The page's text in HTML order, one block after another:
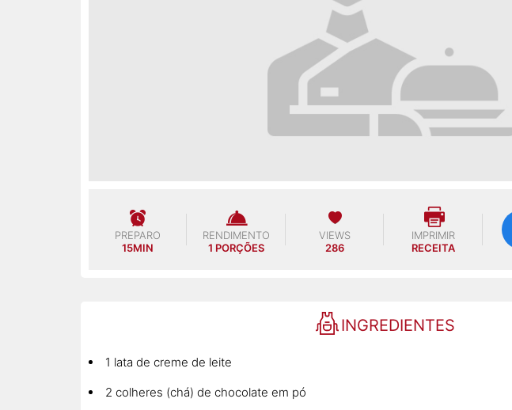
PREPARO
15MIN
RENDIMENTO
1 PORÇÕES
VIEWS
286
IMPRIMIR
RECEITA
INGREDIENTES
1 lata de creme de leite
2 colheres (chá) de chocolate em pó